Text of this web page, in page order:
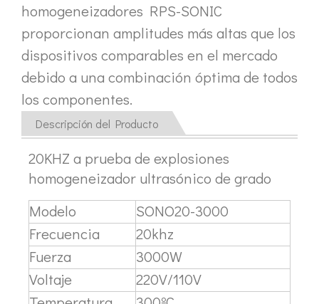
homogeneizadores RPS-SONIC
proporcionan amplitudes más altas que los
dispositivos comparables en el mercado
debido a una combinación óptima de todos
los componentes.
Descripción del Producto
20KHZ a prueba de explosiones
homogeneizador ultrasónico de grado
Modelo
SONO20-3000
Frecuencia
20khz
Fuerza
3000W
Voltaje
220V/110V